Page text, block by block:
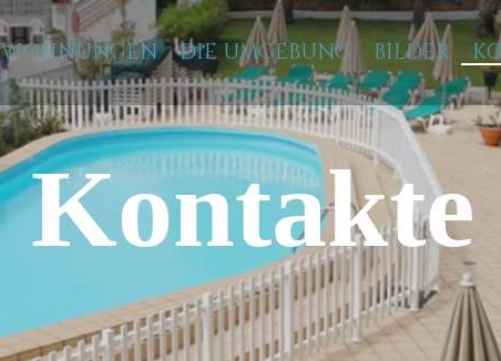
WOHNUNGEN DIE UMGEBUNG BILDER
Kontakte